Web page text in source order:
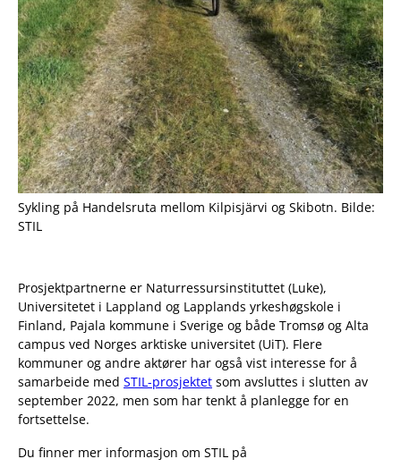
Sykling på Handelsruta mellom Kilpisjärvi og Skibotn. Bilde:
STIL
Prosjektpartnerne er Naturressursinstituttet (Luke),
Universitetet i Lappland og Lapplands yrkeshøgskole i
Finland, Pajala kommune i Sverige og både Tromsø og Alta
campus ved Norges arktiske universitet (UiT). Flere
kommuner og andre aktører har også vist interesse for å
samarbeide med STIL-prosjektet som avsluttes i slutten av
september 2022, men som har tenkt å planlegge for en
fortsettelse.
Du finner mer informasjon om STIL på